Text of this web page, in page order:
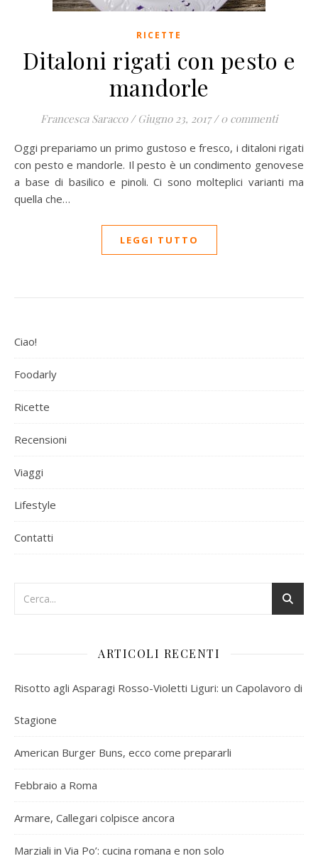
RICETTE
Ditaloni rigati con pesto e
mandorle
Francesca Saracco / Giugno 23, 2017 / 0 commenti
Oggi prepariamo un primo gustoso e fresco, i ditaloni rigati
con pesto e mandorle. Il pesto è un condimento genovese
a base di basilico e pinoli. Ci sono molteplici varianti ma
quella che…
LEGGI TUTTO
Ciao!
Foodarly
Ricette
Recensioni
Viaggi
Lifestyle
Contatti
ARTICOLI RECENTI
Risotto agli Asparagi Rosso-Violetti Liguri: un Capolavoro di
Stagione
American Burger Buns, ecco come prepararli
Febbraio a Roma
Armare, Callegari colpisce ancora
Marziali in Via Po’: cucina romana e non solo